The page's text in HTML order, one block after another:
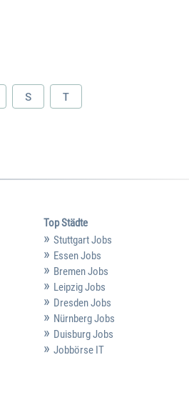
S T
Top Städte
Stuttgart Jobs
Essen Jobs
Bremen Jobs
Leipzig Jobs
Dresden Jobs
Nürnberg Jobs
Duisburg Jobs
Jobbörse IT